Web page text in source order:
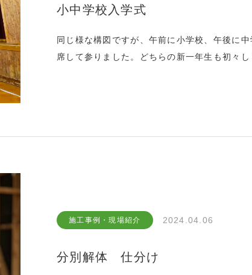
小中学校入学式
同じ様な構図ですが、午前に小学校、午後に
席して参りました。どちらの新一年生も初々し
施工事例・現場紹介 2024.04.06
分別解体 仕分け